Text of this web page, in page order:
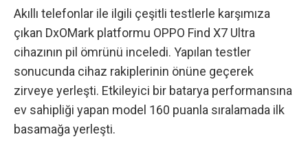
Akıllı telefonlar ile ilgili çeşitli testlerle karşımıza
çıkan DxOMark platformu OPPO Find X7 Ultra
cihazının pil ömrünü inceledi. Yapılan testler
sonucunda cihaz rakiplerinin önüne geçerek
zirveye yerleşti. Etkileyici bir batarya performansına
ev sahipliği yapan model 160 puanla sıralamada ilk
basamağa yerleşti.